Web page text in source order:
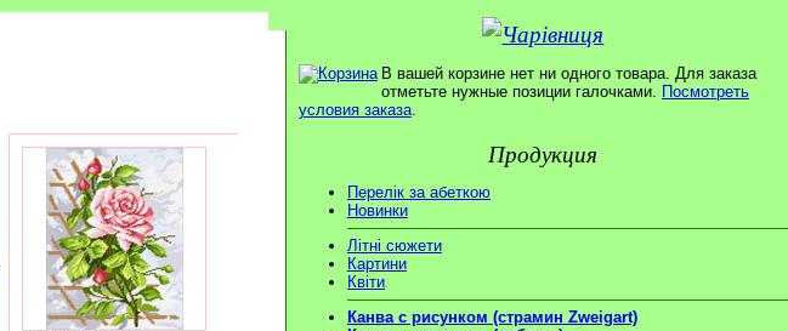
В вашей корзине нет ни одного товара. Для заказа
отметьте нужные позиции галочками. Посмотреть
условия заказа.
Продукция
Перелік за абеткою
Новинки
Літні сюжети
Картини
Квіти
Канва с рисунком (страмин Zweigart)